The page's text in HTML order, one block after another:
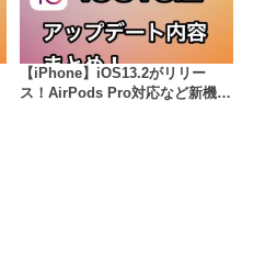
【iPhone】iOS13.2がリリー
ス！AirPods Pro対応など新機…